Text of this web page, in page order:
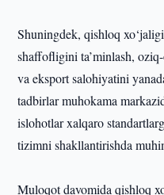
Shuningdek, qishloq
shaffofligini ta’minlash,
va eksport salohiyatini
tadbirlar muhokama
islohotlar xalqaro
tizimni shakllantirishda
Muloqot davomida qishloq